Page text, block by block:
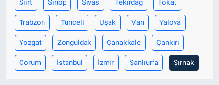
Siirt Sinop Sivas Tekirdağ Tokat
Trabzon Tunceli Uşak Van Yalova
Yozgat Zonguldak Çanakkale Çankırı
Çorum İstanbul İzmir Şanlıurfa Şırnak